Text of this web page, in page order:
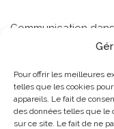
Pour offrir les meilleures
telles que les cookies
appareils. Le fait de
des données telles que le
sur ce site. Le fait de ne
Communication
J.-Y. Blaise, I.
graphic interfaces using